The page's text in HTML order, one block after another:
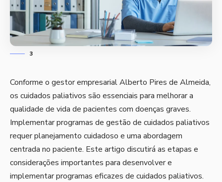
3
Conforme o gestor empresarial Alberto Pires de Almeida,
os cuidados paliativos são essenciais para melhorar a
qualidade de vida de pacientes com doenças graves.
Implementar programas de gestão de cuidados paliativos
requer planejamento cuidadoso e uma abordagem
centrada no paciente. Este artigo discutirá as etapas e
considerações importantes para desenvolver e
implementar programas eficazes de cuidados paliativos.